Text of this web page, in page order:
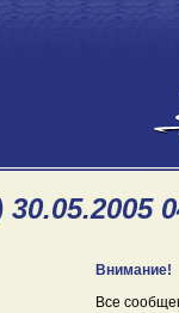
Внимание!
Все